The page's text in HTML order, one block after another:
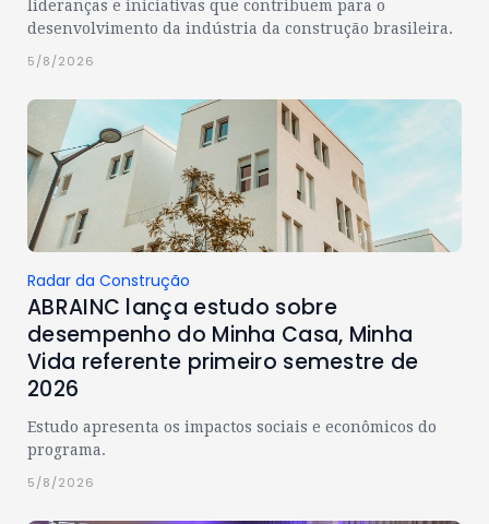
lideranças e iniciativas que contribuem para o
desenvolvimento da indústria da construção brasileira.
5/8/2026
Radar da Construção
ABRAINC lança estudo sobre
desempenho do Minha Casa, Minha
Vida referente primeiro semestre de
2026
Estudo apresenta os impactos sociais e econômicos do
programa.
5/8/2026